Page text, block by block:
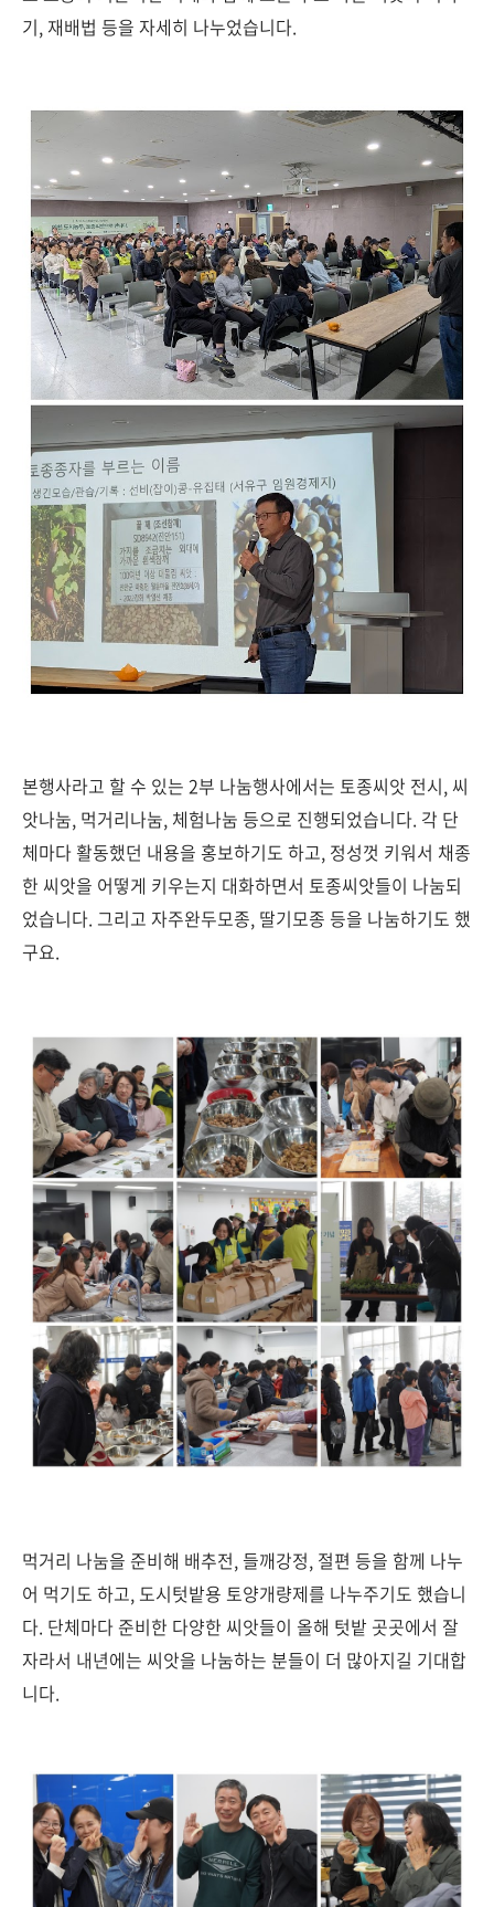
기, 재배법 등을 자세히 나누었습니다.
본행사라고 할 수 있는 2부 나눔행사에서는 토종씨앗 전시, 씨
앗나눔, 먹거리나눔, 체험나눔 등으로 진행되었습니다. 각 단
체마다 활동했던 내용을 홍보하기도 하고, 정성껏 키워서 채종
한 씨앗을 어떻게 키우는지 대화하면서 토종씨앗들이 나눔되
었습니다. 그리고 자주완두모종, 딸기모종 등을 나눔하기도 했
구요.
먹거리 나눔을 준비해 배추전, 들깨강정, 절편 등을 함께 나누
어 먹기도 하고, 도시텃밭용 토양개량제를 나누주기도 했습니
다. 단체마다 준비한 다양한 씨앗들이 올해 텃밭 곳곳에서 잘
자라서 내년에는 씨앗을 나눔하는 분들이 더 많아지길 기대합
니다.